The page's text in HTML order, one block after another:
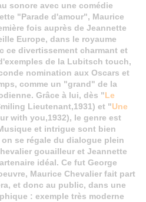
sonore avec une comédie
"Parade d'amour", Maurice
fois auprès de Jeannette
Europe, dans le royaume
ce divertissement charmant et
de la Lubitsch touch,
nomination aux Oscars et
comme un "grand" de la
Grâce à lui, dès "Le
Lieutenant,1931) et "Une
with you,1932), le genre est
et intrigue sont bien
se régale du dialogue plein
gouailleur et Jeannette
idéal. Ce fut George
Maurice Chevalier fait part
et donc au public, dans une
: exemple très moderne